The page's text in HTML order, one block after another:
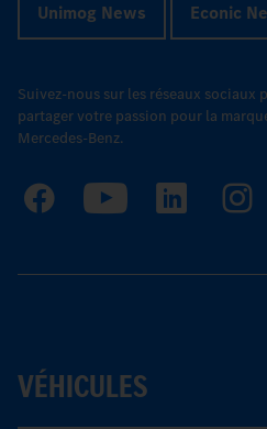
Unimog News Econic
Suivez-nous sur les réseaux
partager votre passion pour la
Mercedes-Benz.
VÉHICULES